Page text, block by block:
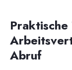
Abruf